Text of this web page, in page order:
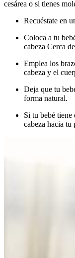
cesárea o si tienes
Recuéstate en
Coloca a tu
cabeza Cerca
Emplea los
cabeza y el
Deja que tu
forma natural.
Si tu bebé tiene
cabeza hacia tu